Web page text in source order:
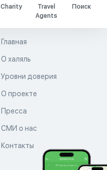
Charity
Travel
Agents
Поиск
Главная
О халяль
Уровни доверия
О проекте
Пресса
СМИ о нас
Контакты